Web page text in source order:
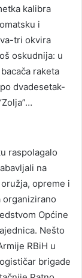
kalibra
i
tri okvira
oskudnija: u
raketa
dvadesetak-
raspolagalo
na
opreme i
organizirano
Općine
Nešto
RBiH u
brigade